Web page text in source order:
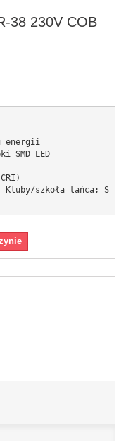
38 230V COB
energii
SMD LED
Kluby/szkoła tańca; S